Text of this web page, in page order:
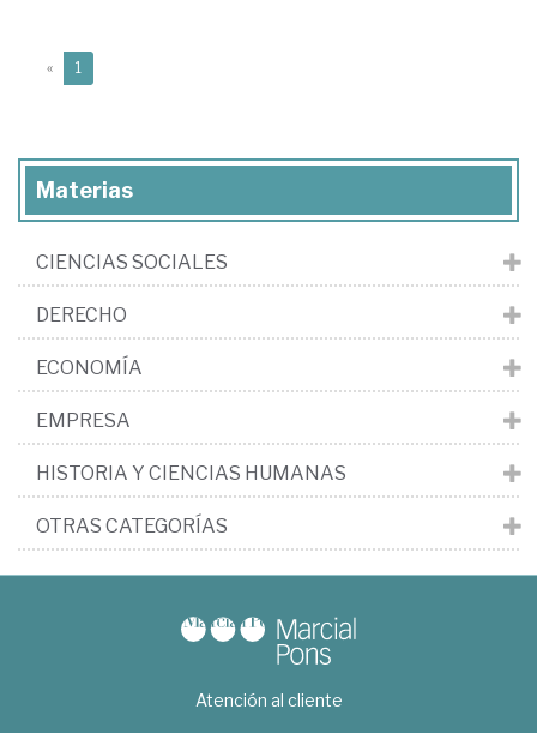
« 1
Materias
CIENCIAS SOCIALES
DERECHO
ECONOMÍA
EMPRESA
HISTORIA Y CIENCIAS HUMANAS
OTRAS CATEGORÍAS
Atención al cliente